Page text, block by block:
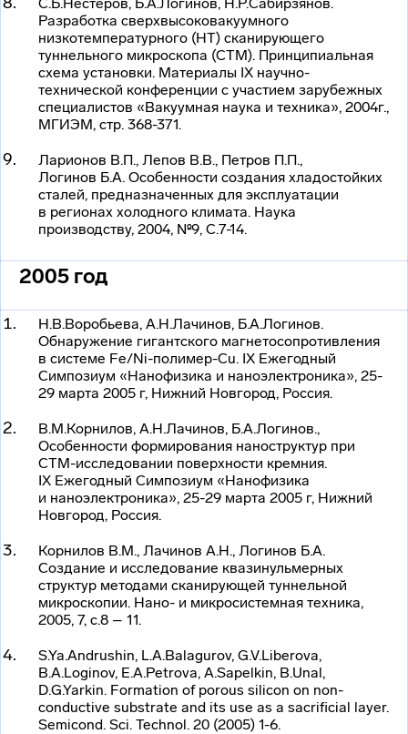
Разработка сверхвысоковакуумного
низкотемпературного (НТ) сканирующего
туннельного микроскопа (СТМ). Принципиальная
схема установки. Материалы IX научно-
технической конференции с участием зарубежных
специалистов «Вакуумная наука и техника», 2004г.,
МГИЭМ, стр. 368-371.
Ларионов В.П., Лепов В.В., Петров П.П.,
Логинов Б.А. Особенности создания хладостойких
сталей, предназначенных для эксплуатации
в регионах холодного климата. Наука
производству, 2004, №9, С.7-14.
2005 год
Н.В.Воробьева, А.Н.Лачинов, Б.А.Логинов.
Обнаружение гигантского магнетосопротивления
в системе Fe/Ni-полимер-Cu. IX Ежегодный
Симпозиум «Нанофизика и наноэлектроника», 25-
29 марта 2005 г, Нижний Новгород, Россия.
В.М.Корнилов, А.Н.Лачинов, Б.А.Логинов.,
Особенности формирования наноструктур при
СТМ-исследовании поверхности кремния.
IX Ежегодный Симпозиум «Нанофизика
и наноэлектроника», 25-29 марта 2005 г, Нижний
Новгород, Россия.
Корнилов В.М., Лачинов A.Н., Логинов Б.А.
Создание и исследование квазинульмерных
структур методами сканирующей туннельной
микроскопии. Нано- и микросистемная техника,
2005, 7, с.8 – 11.
S.Ya.Andrushin, L.A.Balagurov, G.V.Liberova,
B.A.Loginov, E.A.Petrova, A.Sapelkin, B.Unal,
D.G.Yarkin. Formation of porous silicon on non-
conductive substrate and its use as a sacrificial layer.
Semicond. Sci. Technol. 20 (2005) 1-6.